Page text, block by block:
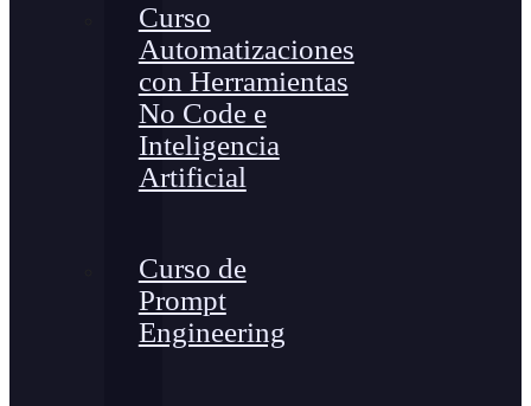
Curso
Automatizaciones
con Herramientas
No Code e
Inteligencia
Artificial
Curso de
Prompt
Engineering